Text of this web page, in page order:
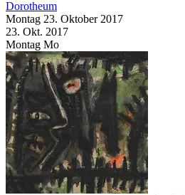
Dorotheum
Montag 23. Oktober 2017
23. Okt. 2017
Montag Mo